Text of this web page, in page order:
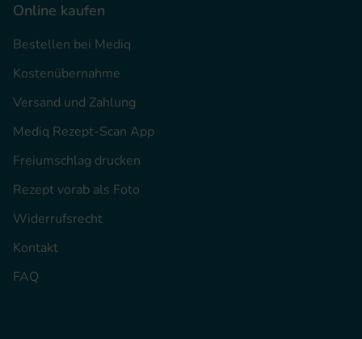
Online kaufen
Bestellen bei Mediq
Kostenübernahme
Versand und Zahlung
Mediq Rezept-Scan App
Freiumschlag drucken
Rezept vorab als Foto
Widerrufsrecht
Kontakt
FAQ